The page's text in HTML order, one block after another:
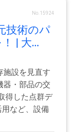
No.15924
技術のパ
| 大...
施設を見直す
器・部品の交
得した点群デ
など、設備